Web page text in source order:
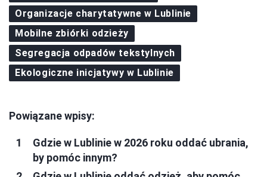
Organizacje charytatywne w Lublinie
Mobilne zbiórki odzieży
Segregacja odpadów tekstylnych
Ekologiczne inicjatywy w Lublinie
Powiązane wpisy:
Gdzie w Lublinie w 2026 roku oddać ubrania,
by pomóc innym?